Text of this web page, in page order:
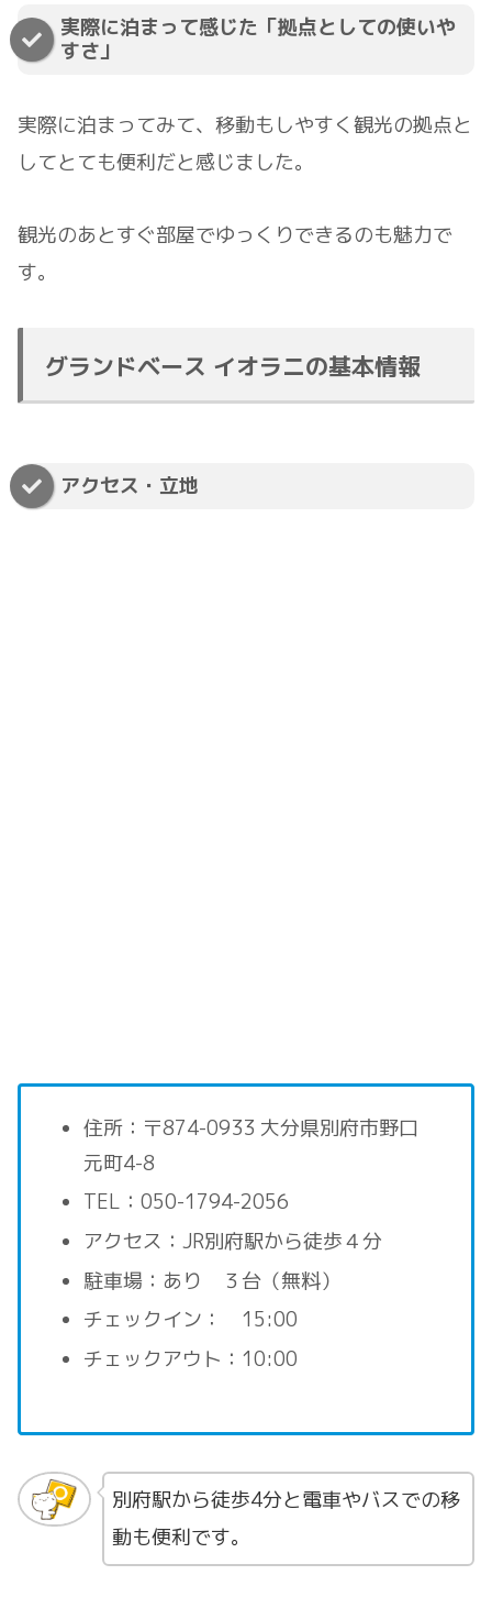
実際に泊まって感じた「拠点としての使いや
すさ」
実際に泊まってみて、移動もしやすく観光の拠点と
してとても便利だと感じました。
観光のあとすぐ部屋でゆっくりできるのも魅力で
す。
グランドベース イオラニの基本情報
アクセス・立地
住所：〒874-0933 大分県別府市野口
元町4-8
TEL：050-1794-2056
アクセス：JR別府駅から徒歩４分
駐車場：あり ３台（無料）
チェックイン： 15:00
チェックアウト：10:00
別府駅から徒歩4分と電車やバスでの移
動も便利です。